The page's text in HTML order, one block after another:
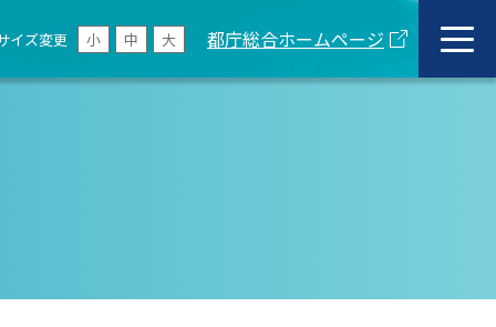
イズ変更 小 中 大 都庁総合ホームページ